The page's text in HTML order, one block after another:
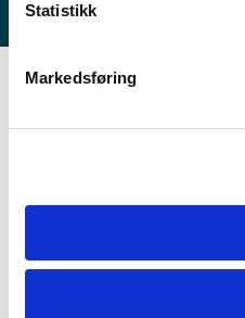
Statistikk
Markedsføring